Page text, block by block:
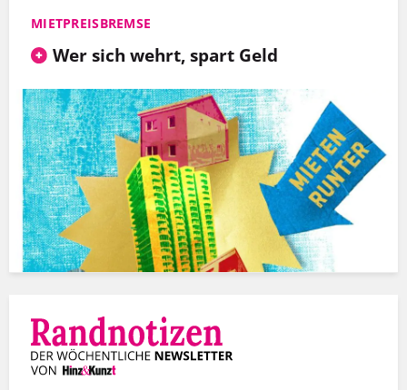
MIETPREISBREMSE
Wer sich wehrt, spart Geld